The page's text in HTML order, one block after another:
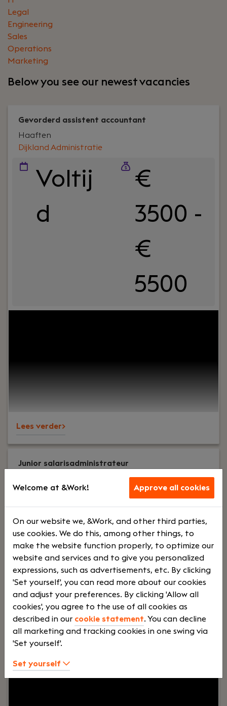
Legal
Engineering
Sales
Operations
Marketing
Below you see our newest vacancies
Gevorderd assistent accountant
Dijkland Administratie
Haaften
Voltij
d
€
3500 -
€
5500
Lees verder>
Junior salarisadministrateur
Dijkland Administratie
Voltij
d
€
2500 -
€
3500
Your role:
Bij Dijkland administratie- en
belastingadviseurs draait het niet alleen om
Welcome at &Work! Approve all cookies
On our website we, &Work, and other third parties,
use cookies. We do this, among other things, to
make the website function properly, to optimize our
website and services and to give you personalized
expressions, such as advertisements, etc. By clicking
'Set yourself', you can read more about our cookies
and adjust your preferences. By clicking 'Allow all
cookies', you agree to the use of all cookies as
described in our cookie statement. You can decline
all marketing and tracking cookies in one swing via
'Set yourself'.
Set yourself